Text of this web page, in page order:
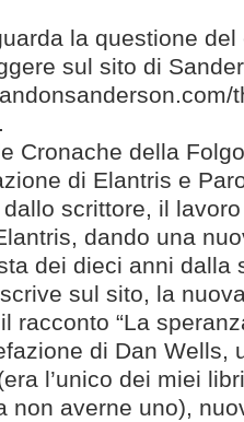
la questione
sul sito di
Cronache della
di Elantris e
scrittore, il
dando una
dei dieci anni dalla
sul sito, la
racconto “La
di Dan Wells,
l’unico dei miei
non averne uno),